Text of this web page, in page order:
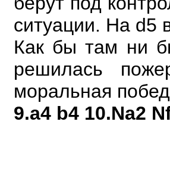
ситуации. На d5
Как бы там ни
решилась
моральная
9.a4 b4 10.Na2